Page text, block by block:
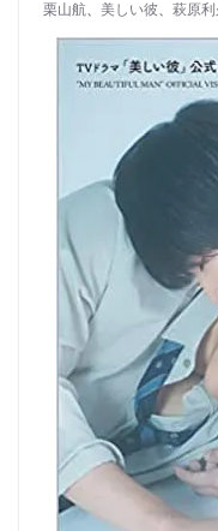
栗山航、 美しい彼、 萩原利